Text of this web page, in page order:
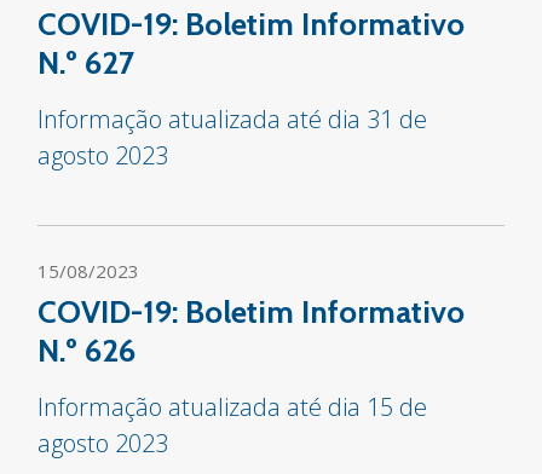
COVID-19: Boletim Informativo
N.º 627
Informação atualizada até dia 31 de
agosto 2023
15/08/2023
COVID-19: Boletim Informativo
N.º 626
Informação atualizada até dia 15 de
agosto 2023